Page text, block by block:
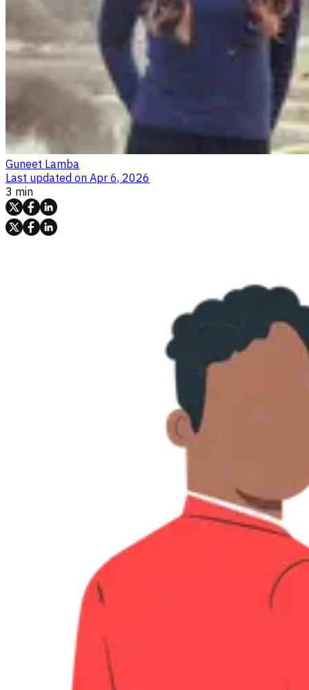
Guneet Lamba
Last updated on Apr 6, 2026
3 min